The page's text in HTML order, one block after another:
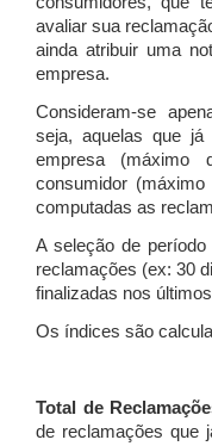
avaliar sua
ainda atribuir uma
empresa.
Consideram-se
seja, aquelas que
empresa
consumidor
computadas as
A seleção de
reclamações (ex: 30
finalizadas nos
Os índices são
Total de
de reclamações que